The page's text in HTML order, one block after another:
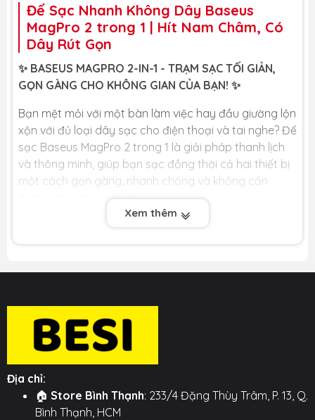
Đế Sạc Nhanh Không Dây Baseus
MagPro 2 trong 1 | Hít Nam Châm, Có
Dây Rút Gọn
✨ BASEUS MAGPRO 2-IN-1 - TRẠM SẠC TỐI GIẢN,
GỌN GÀNG CHO KHÔNG GIAN CỦA BẠN! ✨
Bạn mệt mỏi với một bàn làm việc hay đầu giường lộn
xộn với đủ loại dây sạc cho điện thoại và tai nghe? Đế
sạc Baseus MagPro 2 trong 1 là giải pháp thanh lịch
và thông minh, giúp bạn sạc đồng thời cả hai thiết bị
một cách gọn gàng, nhanh chóng và không cần
thêm dây cáp rườm rà.
🏆 LỢI ÍCH CỐT LÕI DÀNH CHO BẠN 🏆
2 trong 1 cho phép bạn sạc đồng thời 2 thiết bị: điện
(bên trong hộp chứa). Dọn dẹp không gian của bạn
chỉ với một thiết bị duy nhất.
🔗 Tích Hợp Dây Sạc Tự Rút Gọn: Không cần thêm
dây cáp! Đế sạc được tích hợp sẵn một sợi cáp Type-
C có thể tự rút gọn vào bên trong, giúp bàn làm việc
của bạn luôn ngăn nắp và sẵn sàng để di chuyển.
Xem thêm
Địa chỉ:
🏠 Store Bình Thạnh: 233/4 Đặng Thùy Trâm, P. 13, Q.
Bình Thạnh, HCM